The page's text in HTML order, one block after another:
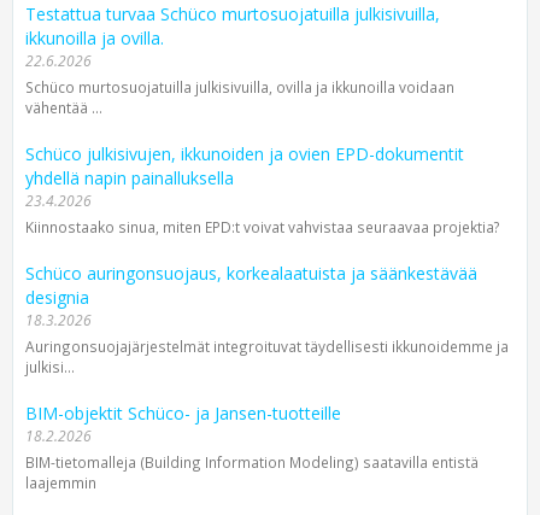
Testattua turvaa Schüco murtosuojatuilla julkisivuilla,
ikkunoilla ja ovilla.
22.6.2026
Schüco murtosuojatuilla julkisivuilla, ovilla ja ikkunoilla voidaan
vähentää ...
Schüco julkisivujen, ikkunoiden ja ovien EPD-dokumentit
yhdellä napin painalluksella
23.4.2026
Kiinnostaako sinua, miten EPD:t voivat vahvistaa seuraavaa projektia?
Schüco auringonsuojaus, korkealaatuista ja säänkestävää
designia
18.3.2026
Auringonsuojajärjestelmät integroituvat täydellisesti ikkunoidemme ja
julkisi...
BIM-objektit Schüco- ja Jansen-tuotteille
18.2.2026
BIM-tietomalleja (Building Information Modeling) saatavilla entistä
laajemmin